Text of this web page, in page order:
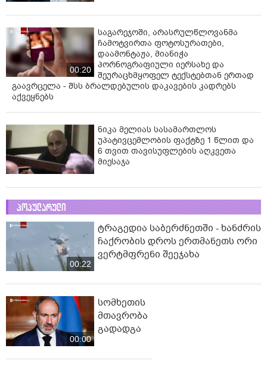
00:20
საგარეჯოში, არასრულწლოვანმა
ჩამოტვირთა ფოტოსურათები,
დაამონტაჟა, მიანიჭა
პორნოგრაფიული იერსახე და
შეურაცხმყოფელ ტექსტებთან ერთად
გაავრცელა - შსს ბრალდებულის დაკავების კადრებს
აქვეყნებს
ნიკა მელიას სასამართლოს
უპატივცემლობის ფაქტზე 1 წლით და
6 თვით თავისუფლების აღკვეთა
მიესაჯა
პოპულარული
00:22
ტრაგედია საბერძნეთში - ხანძრის
ჩაქრობის დროს ერთმანეთს ორი
ვერტმფრენი შეეჯახა
00:00
სომხეთის
მთავრობა
გადადგა